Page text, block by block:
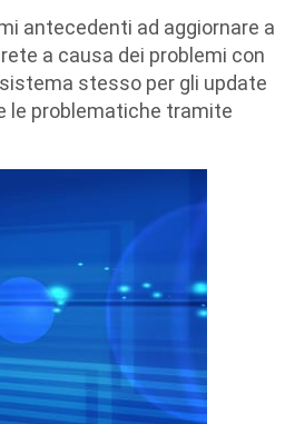
antecedenti ad aggiornare a
a causa dei problemi con
stesso per gli update
le problematiche tramite